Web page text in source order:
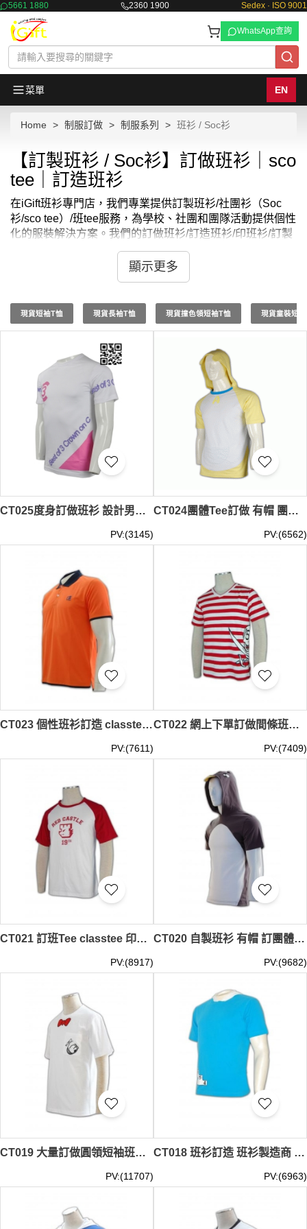
5661 1880 2360 1900 Sedex · ISO 9001
WhatsApp查詢
菜單 EN
Home 制服訂做 制服系列 班衫 / Soc衫
【訂製班衫 / Soc衫】訂做班衫｜sco
tee｜訂造班衫
在iGift班衫專門店，我們專業提供訂製班衫/社團衫（Soc
衫/sco tee）/班tee服務，為學校、社團和團隊活動提供個性
化的服裝解決方案。我們的訂做班衫/訂造班衫/印班衫/訂製
班衫/Soc衫採用優質面料製作，保證穿著舒適且耐洗耐穿，
非常適合學生和社團成員日常穿著。
我們理解每個團隊都希望在訂製班衫/Soc衫/o camp tee上展
現獨特的團隊精神和風格，因此提供多種款式、顏色和印刷
選項，確保每件衫服都能符合客戶的需求和預期。客戶可以
選擇添加團隊標誌、口號或特殊圖案，使訂製班衫/Soc衫更
具代表性和紀念價值。
選擇iGift制服公司的訂製班衫/Soc衫，我們將提供專業的設
計建議和高品質的製衣服務，確保您的訂製需求得到滿足。
聯繫我們，開始訂製屬於您的班衫/Soc衫，讓每一次團隊活
動都更加特別和難忘。
最少訂購量 -MOQ: 5件起
； 價格：HKD20 / 起, 視乎數量而定。貨期約需7-14天。
顯示更多
現貨短袖T恤 現貨長袖T恤 現貨撞色領短袖T恤 現貨童裝短
CT025度身訂做班衫 設計男裝LOGO班衫 自製T恤款式 班衫生產商
PV:(3145)
CT024團體Tee訂做 有帽 團體Tee印製 團體Tee設計
PV:(6562)
CT023 個性班衫訂造 classtee 個性班衫印製 個性班衫供應商
PV:(7611)
CT022 網上下單訂做間條班衫 時尚設計印花圓領短袖班衫 班衫供應商
PV:(7409)
CT021 訂班Tee classtee 印班Tee DIY 班Tee
PV:(8917)
CT020 自製班衫 有帽 訂團體班衫 DIY班衫
PV:(9682)
CT019 大量訂做圓領短袖班衫 時尚設計白色印花班衫T恤 班衫供應商
PV:(11707)
CT018 班衫訂造 班衫製造商 班衫中心 歌唱班tee design
PV:(6963)